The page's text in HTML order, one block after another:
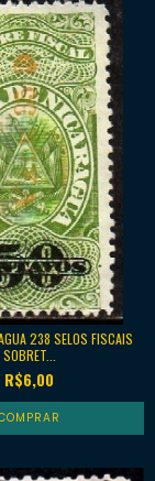
238 SELOS FISCAIS
SOBRET...
R$6,00